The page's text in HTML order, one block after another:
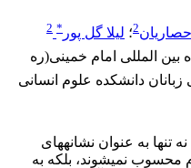
2؛ لیلا گل پور *
2
المللی امام خمینی(ره
دانشکده علوم انسانی
تنها به عنوان نشانه­های
محسوب نمی­شوند، بلکه به